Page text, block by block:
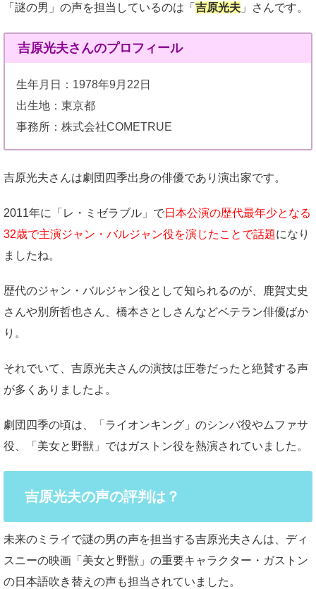
「謎の男」の声を担当しているのは「 吉原光夫 」さんです。
吉原光夫さんのプロフィール
生年月日：1978年9月22日
出生地：東京都
事務所：株式会社COMETRUE
吉原光夫さんは劇団四季出身の俳優であり演出家です。
2011年に「レ・ミゼラブル」で日本公演の歴代最年少となる
32歳で主演ジャン・バルジャン役を演じたことで話題になり
ましたね。
歴代のジャン・バルジャン役として知られるのが、鹿賀丈史
さんや別所哲也さん、橋本さとしさんなどベテラン俳優ばか
り。
それでいて、吉原光夫さんの演技は圧巻だったと絶賛する声
が多くありましたよ。
劇団四季の頃は、「ライオンキング」のシンバ役やムファサ
役、「美女と野獣」ではガストン役を熱演されていました。
吉原光夫の声の評判は？
未来のミライで謎の男の声を担当する吉原光夫さんは、ディ
スニーの映画「美女と野獣」の重要キャラクター・ガストン
の日本語吹き替えの声も担当されていました。